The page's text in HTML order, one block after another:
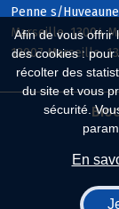
Afin de vous offrir
des cookies :
récolter des
du site et vous
sécurité.
En
Penne s/
Marseille, 13004
13007 Marseille,